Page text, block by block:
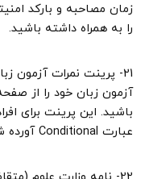
زمان مصاحبه و بارکد
را به همراه داشته باشید.
آزمون زبان خود را از
عبارت Conditional آورده شده است، ضروری می‌باشد.